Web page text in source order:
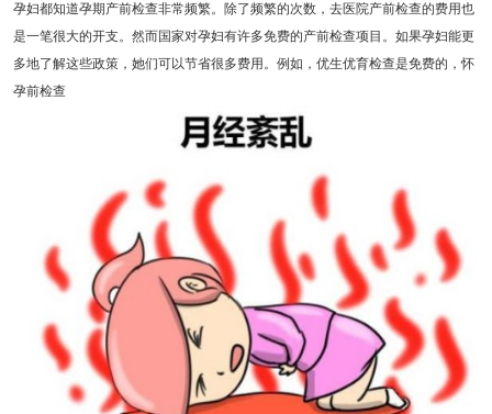
孕妇都知道孕期产前检查非常频繁。除了频繁的次数，去医院产前检查的费用也
是一笔很大的开支。然而国家对孕妇有许多免费的产前检查项目。如果孕妇能更
多地了解这些政策，她们可以节省很多费用。例如，优生优育检查是免费的，怀
孕前检查